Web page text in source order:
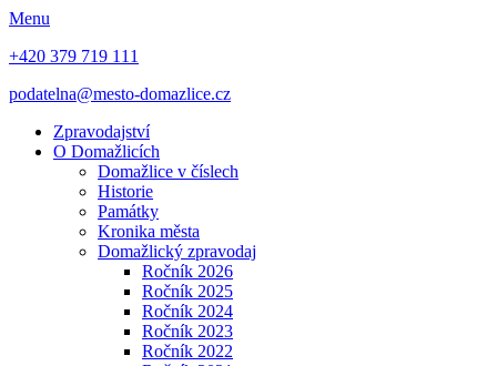
Menu
+420 379 719 111
podatelna@mesto-domazlice.cz
Zpravodajství
O Domažlicích
Domažlice v číslech
Historie
Památky
Kronika města
Domažlický zpravodaj
Ročník 2026
Ročník 2025
Ročník 2024
Ročník 2023
Ročník 2022